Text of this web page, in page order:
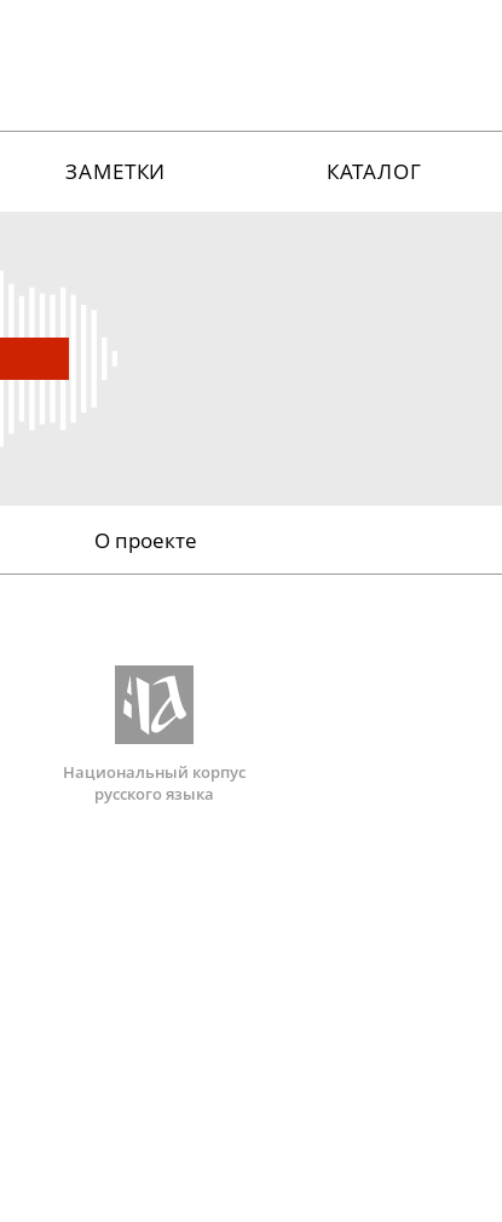
ЗАМЕТКИ КАТАЛОГ
О проекте
Национальный корпус
русского языка